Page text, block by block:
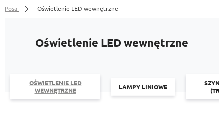
Posa Oświetlenie LED wewnętrzne
Oświetlenie LED wewnętrzne
OŚWIETLENIE LED
WEWNĘTRZNE
LAMPY LINIOWE